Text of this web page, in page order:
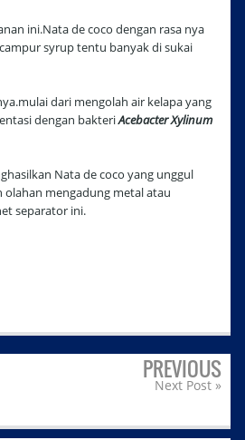
ini.Nata de coco dengan rasa nya
syrup tentu banyak di sukai
dari mengolah air kelapa yang
dengan bakteriAcebacter Xylinum
Nata de coco yang unggul
mengadung metal atau
separator ini.
PREVIOUS
Next Post »